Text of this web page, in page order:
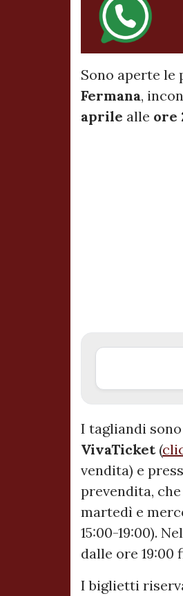
Sono aperte le
Fermana,
aprile alle ore
I tagliandi
VivaTicket (
vendita) e
prevendita,
martedì e
15:00-19:00).
dalle ore 19:00
I biglietti